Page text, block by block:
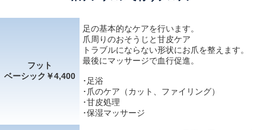
フット
ベーシック￥4,400
足の基本的なケアを行います。
爪周りのおそうじと甘皮ケア
トラブルにならない形状にお爪を整えます。
最後にマッサージで血行促進。
･足浴
･爪のケア（カット、ファイリング）
･甘皮処理
･保湿マッサージ